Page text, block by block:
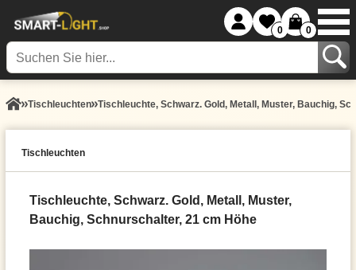
0 0
Tisch­leuchten Tischleuchte, Schwarz. Gold, Metall, Muster, Bauchig,
Tisch­leuchten
Tischleuchte, Schwarz. Gold, Metall, Muster,
Bauchig, Schnurschalter, 21 cm Höhe